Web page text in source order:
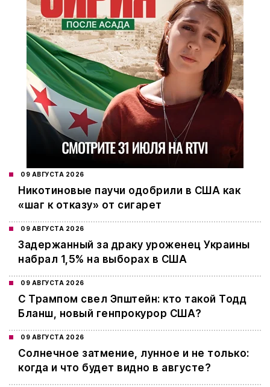
09 АВГУСТА 2026
Никотиновые паучи одобрили в США как
«шаг к отказу» от сигарет
09 АВГУСТА 2026
Задержанный за драку уроженец Украины
набрал 1,5% на выборах в США
09 АВГУСТА 2026
С Трампом свел Эпштейн: кто такой Тодд
Бланш, новый генпрокурор США?
09 АВГУСТА 2026
Cолнечное затмение, лунное и не только:
когда и что будет видно в августе?